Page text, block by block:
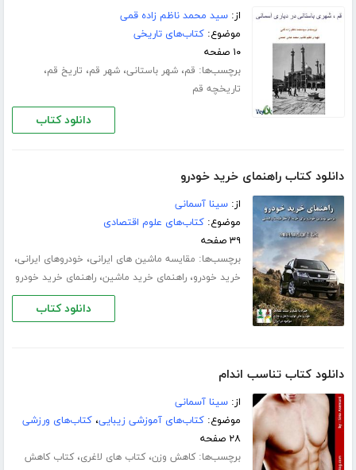
از:سید محمد ناظم زاده قمی
موضوع:کتاب‌های تاریخی
۱۰ صفحه
برچسب‌ها: قم،شهر باستانی،شهر قم، تاریخ قم،
تاریخچه قم
دانلود کتاب
دانلود کتاب راهنمای خرید خودرو
از:سینا آسمانی
موضوع:کتاب‌های علوم اقتصادی
۳۹ صفحه
برچسب‌ها: مقایسه ماشین های ایرانی، خودروهای ایرانی،
خرید خودرو،راهنمای خرید ماشین،راهنمای خرید خودرو
دانلود کتاب
دانلود کتاب تناسب اندام
از:سینا آسمانی
موضوع:کتاب‌های آموزشی زیبایی،کتاب‌های ورزشی
۲۸ صفحه
برچسب‌ها:کاهش وزن،کتاب های لاغری،کتاب کاهش